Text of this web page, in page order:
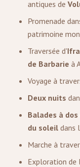
antiques de
Promenade
patrimoine
Traversée d'
de Barbarie à
Voyage à
Deux nuits
Balades à
du soleil dans
Marche à
Exploration de